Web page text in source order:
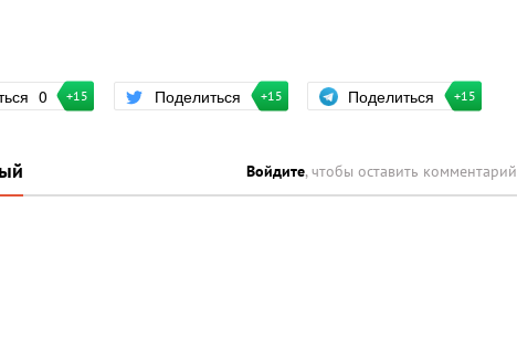
0 +15 Поделиться +15 Поделиться +15
Войдите, чтобы оставить комментарий